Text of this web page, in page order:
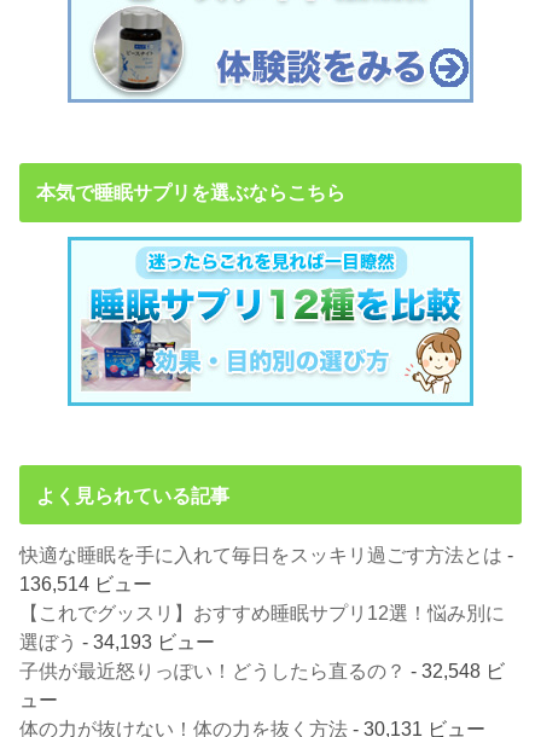
本気で睡眠サプリを選ぶならこちら
よく見られている記事
快適な睡眠を手に入れて毎日をスッキリ過ごす方法とは -
136,514 ビュー
【これでグッスリ】おすすめ睡眠サプリ12選！悩み別に
選ぼう - 34,193 ビュー
子供が最近怒りっぽい！どうしたら直るの？ - 32,548 ビ
ュー
体の力が抜けない！体の力を抜く方法 - 30,131 ビュー